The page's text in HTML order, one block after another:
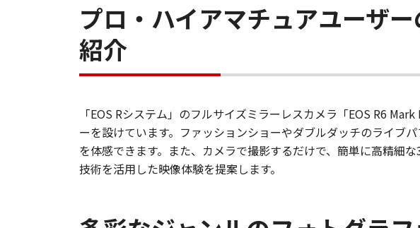
プロ・ハイアマチュアユーザ
紹介
「EOS Rシステム」のフルサイズミラーレスカメラ「EOS R6
ーを設けています。ファッションショーやダブルダッチのライブ
を体感できます。また、カメラで撮影するだけで、簡単に高精細
技術を活用した映像体験を提案します。